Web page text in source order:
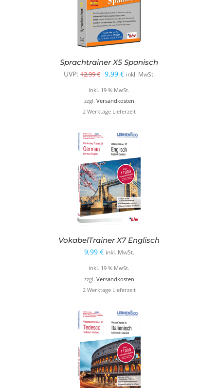
Sprachtrainer X5 Spanisch
UVP: 12,99€ Ursprünglicher
Preis
war:
12,99 €
9,99 €Aktueller
Preis
ist:
9,99 €.
inkl. MwSt.
inkl. 19 % MwSt.
zzgl. Versandkosten
2 Werktage Lieferzeit
VokabelTrainer X7 Englisch
9,99 € inkl. MwSt.
inkl. 19 % MwSt.
zzgl. Versandkosten
2 Werktage Lieferzeit